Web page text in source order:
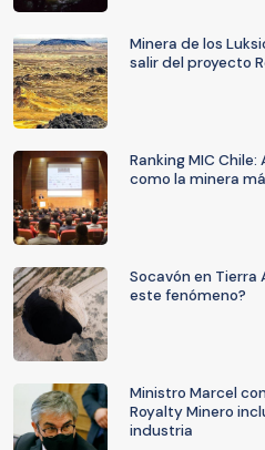
Minera de los
salir del proyecto
Ranking MIC
como la minera
Socavón en Tierra
este fenómeno?
Ministro Marcel
Royalty Minero
industria